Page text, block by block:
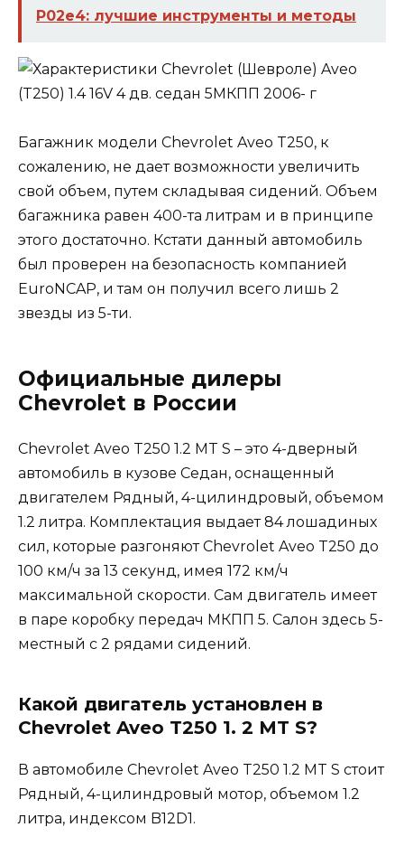
P02e4: лучшие инструменты и методы
Багажник модели Chevrolet Aveo T250, к
сожалению, не дает возможности увеличить
свой объем, путем складывая сидений. Объем
багажника равен 400-та литрам и в принципе
этого достаточно. Кстати данный автомобиль
был проверен на безопасность компанией
EuroNCAP, и там он получил всего лишь 2
звезды из 5-ти.
Официальные дилеры
Chevrolet в России
Chevrolet Aveo T250 1.2 MT S – это 4-дверный
автомобиль в кузове Седан, оснащенный
двигателем Рядный, 4-цилиндровый, объемом
1.2 литра. Комплектация выдает 84 лошадиных
сил, которые разгоняют Chevrolet Aveo T250 до
100 км/ч за 13 секунд, имея 172 км/ч
максимальной скорости. Сам двигатель имеет
в паре коробку передач МКПП 5. Салон здесь 5-
местный с 2 рядами сидений.
Какой двигатель установлен в
Chevrolet Aveo T250 1. 2 MT S?
В автомобиле Chevrolet Aveo T250 1.2 MT S стоит
Рядный, 4-цилиндровый мотор, объемом 1.2
литра, индексом B12D1.